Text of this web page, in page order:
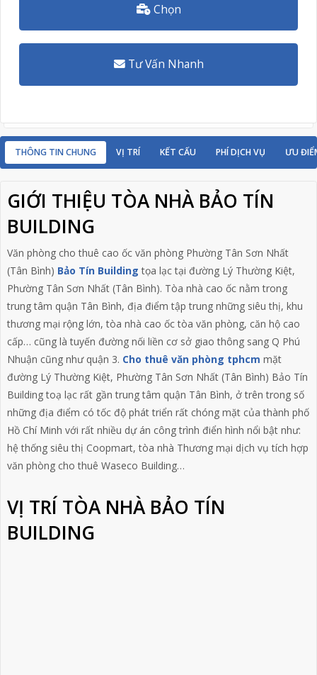
Chọn
Tư Vấn Nhanh
THÔNG TIN CHUNG VỊ TRÍ KẾT CẤU PHÍ DỊCH VỤ ƯU
GIỚI THIỆU TÒA NHÀ BẢO TÍN
BUILDING
Văn phòng cho thuê cao ốc văn phòng Phường Tân Sơn Nhất
(Tân Bình) Bảo Tín Building tọa lạc tại đường Lý Thường Kiệt,
Phường Tân Sơn Nhất (Tân Bình). Tòa nhà cao ốc nằm trong
trung tâm quận Tân Bình, địa điểm tập trung những siêu thị, khu
thương mại rộng lớn, tòa nhà cao ốc tòa văn phòng, căn hộ cao
cấp… cũng là tuyến đường nối liền cơ sở giao thông sang Q Phú
Nhuận cũng như quận 3. Cho thuê văn phòng tphcm mặt
đường Lý Thường Kiệt, Phường Tân Sơn Nhất (Tân Bình) Bảo Tín
Building toạ lạc rất gần trung tâm quận Tân Bình, ở trên trong số
những địa điểm có tốc độ phát triển rất chóng mặt của thành phố
Hồ Chí Minh với rất nhiều dự án công trình điển hình nổi bật như:
hệ thống siêu thị Coopmart, tòa nhà Thương mại dịch vụ tích hợp
văn phòng cho thuê Waseco Building…
VỊ TRÍ TÒA NHÀ BẢO TÍN
BUILDING